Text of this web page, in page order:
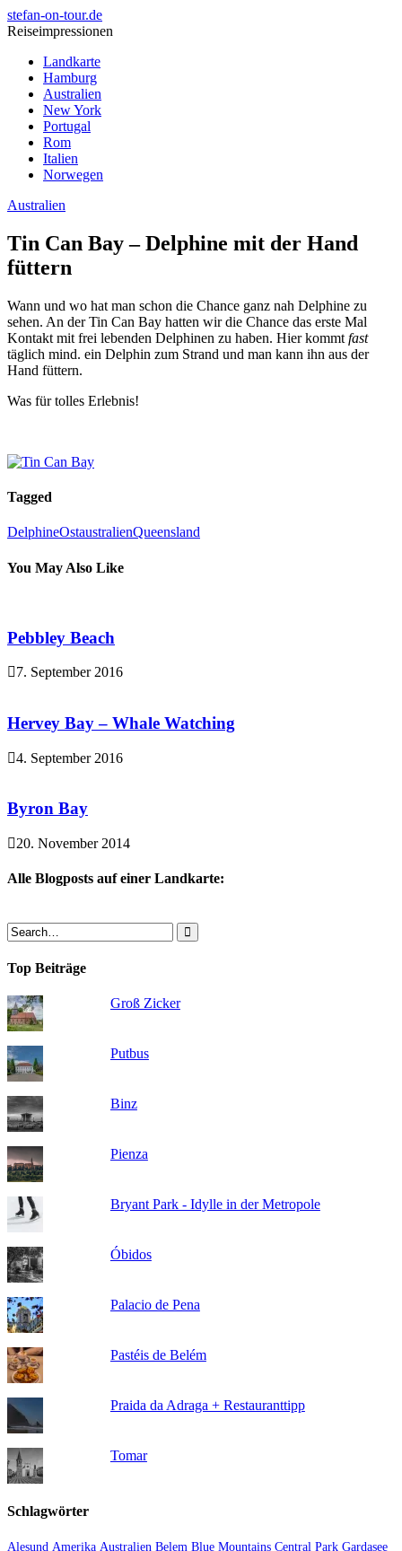
stefan-on-tour.de
Reiseimpressionen
Landkarte
Hamburg
Australien
New York
Portugal
Rom
Italien
Norwegen
Australien
Tin Can Bay – Delphine mit der Hand
füttern
Wann und wo hat man schon die Chance ganz nah Delphine zu
sehen. An der Tin Can Bay hatten wir die Chance das erste Mal
Kontakt mit frei lebenden Delphinen zu haben. Hier kommt fast
täglich mind. ein Delphin zum Strand und man kann ihn aus der
Hand füttern.
Was für tolles Erlebnis!
Tagged
DelphineOstaustralienQueensland
You May Also Like
Pebbley Beach
7. September 2016
Hervey Bay – Whale Watching
4. September 2016
Byron Bay
20. November 2014
Alle Blogposts auf einer Landkarte:
Top Beiträge
Groß Zicker
Putbus
Binz
Pienza
Bryant Park - Idylle in der Metropole
Óbidos
Palacio de Pena
Pastéis de Belém
Praida da Adraga + Restauranttipp
Tomar
Schlagwörter
Alesund Amerika Australien Belem Blue Mountains Central Park Gardasee